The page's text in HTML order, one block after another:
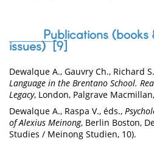
Publications (books
issues) [9]
Dewalque A., Gauvry Ch., Richard
Language in the Brentano School.
Legacy, London, Palgrave
Dewalque A., Raspa V., éds.,
of Alexius Meinong, Berlin Boston,
Studies / Meinong Studien, 10).